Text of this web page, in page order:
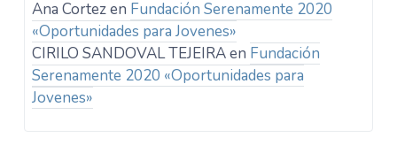
Ana Cortezen Fundación Serenamente 2020
«Oportunidades para Jovenes»
CIRILO SANDOVAL TEJEIRAen Fundación
Serenamente 2020 «Oportunidades para
Jovenes»